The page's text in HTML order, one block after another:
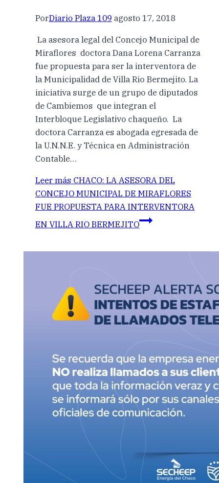
PorDiario Plaza 109 agosto 17, 2018
La asesora legal del Concejo Municipal de
Miraflores doctora Dana Lorena Carranza
fue propuesta para ser la interventora de
la Municipalidad de Villa Rio Bermejito. La
iniciativa surge de un grupo de diputados
de Cambiemos que integran el
Interbloque Legislativo chaqueño. La
doctora Carranza es abogada egresada de
la U.N.N.E. y Técnica en Administración
Contable…
Leer más CHACO: LA ASESORA DEL
CONCEJO MUNICIPAL DE MIRAFLORES
FUE PROPUESTA PARA INTERVENTORA
EN VILLA RIO BERMEJITO